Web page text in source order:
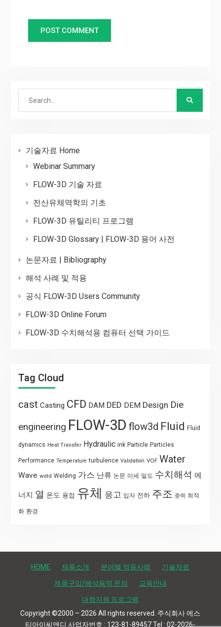
기술자료 Home
Webinar Summary
FLOW-3D 기술 자료
전산유체역학의 기초
FLOW-3D 유틸리티 프로그램
FLOW-3D Glossary | FLOW-3D 용어 사전
논문자료 | Bibliography
해석 사례 및 적용
공식 FLOW-3D Users Community
FLOW-3D Online Forum
FLOW-3D 수치해석용 컴퓨터 선택 가이드
Tag Cloud
cast Casting CFD DAM DED DEM Design Die
engineering FLOW-3D flow3d Fluid Fluid
dynamics Heat Transfer Hydraulic ink Particle Particles
Performance Temperature turbulence Validation VOF Water
Wave weld Welding 가스 난류 논문 미세 밀도 수치해석 에
너지 열 온도 용접 유체 응고 입자 전하 주조 중력 최적
화 환경
HOME 제품소개 분야별 적용사례 기술자료
제품구입/해석용역 문의 교육안내
대학지원 프로그램
Copyright ©2000 – 2026 All rights reserved. 주식회사 에스
티아이씨앤디 사업자번호 : 123-81-89457 Tel : 02-2026-